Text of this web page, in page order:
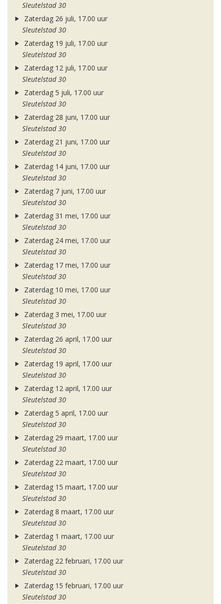
Sleutelstad 30
Zaterdag 26 juli, 17.00 uur
Sleutelstad 30
Zaterdag 19 juli, 17.00 uur
Sleutelstad 30
Zaterdag 12 juli, 17.00 uur
Sleutelstad 30
Zaterdag 5 juli, 17.00 uur
Sleutelstad 30
Zaterdag 28 juni, 17.00 uur
Sleutelstad 30
Zaterdag 21 juni, 17.00 uur
Sleutelstad 30
Zaterdag 14 juni, 17.00 uur
Sleutelstad 30
Zaterdag 7 juni, 17.00 uur
Sleutelstad 30
Zaterdag 31 mei, 17.00 uur
Sleutelstad 30
Zaterdag 24 mei, 17.00 uur
Sleutelstad 30
Zaterdag 17 mei, 17.00 uur
Sleutelstad 30
Zaterdag 10 mei, 17.00 uur
Sleutelstad 30
Zaterdag 3 mei, 17.00 uur
Sleutelstad 30
Zaterdag 26 april, 17.00 uur
Sleutelstad 30
Zaterdag 19 april, 17.00 uur
Sleutelstad 30
Zaterdag 12 april, 17.00 uur
Sleutelstad 30
Zaterdag 5 april, 17.00 uur
Sleutelstad 30
Zaterdag 29 maart, 17.00 uur
Sleutelstad 30
Zaterdag 22 maart, 17.00 uur
Sleutelstad 30
Zaterdag 15 maart, 17.00 uur
Sleutelstad 30
Zaterdag 8 maart, 17.00 uur
Sleutelstad 30
Zaterdag 1 maart, 17.00 uur
Sleutelstad 30
Zaterdag 22 februari, 17.00 uur
Sleutelstad 30
Zaterdag 15 februari, 17.00 uur
Sleutelstad 30